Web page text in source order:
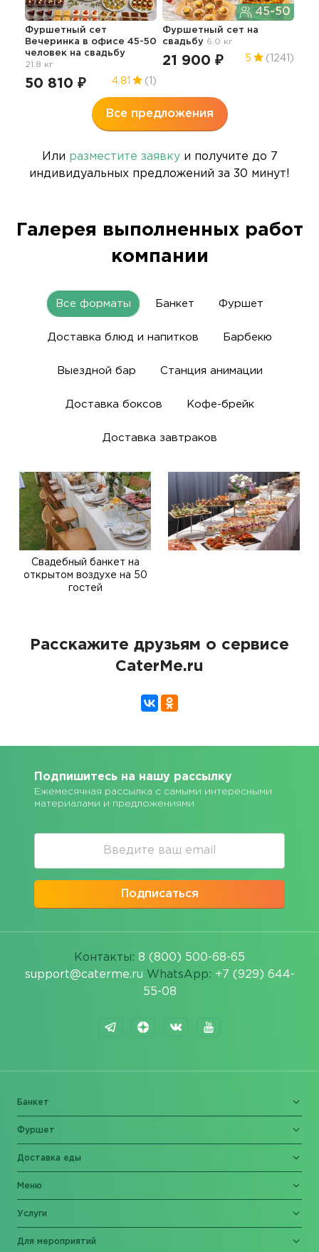
Фуршетный сет
Вечеринка в офисе 45-50
человек на свадьбу
21.8 кг
50 810 ₽ 4.81 (1)
45-50
Фуршетный сет на
свадьбу 6.0 кг
21 900 ₽ 5 (1241)
Все предложения
Или разместите заявкуи получите до 7
индивидуальных предложений за 30 минут!
Галерея выполненных работ
компании
Все форматы Банкет Фуршет
Доставка блюд и напитков Барбекю
Выездной бар Станция анимации
Доставка боксов Кофе-брейк
Доставка завтраков
Свадебный банкет на
открытом воздухе на 50
гостей
Расскажите друзьям о сервисе
CaterMe.ru
Подпишитесь на нашу рассылку
Ежемесячная рассылка с самыми интересными
материалами и предложениями
Подписаться
Контакты: 8 (800) 500-68-65
support@caterme.ru WhatsApp: +7 (929) 644-
55-08
Банкет
Фуршет
Доставка еды
Меню
Услуги
Для мероприятий